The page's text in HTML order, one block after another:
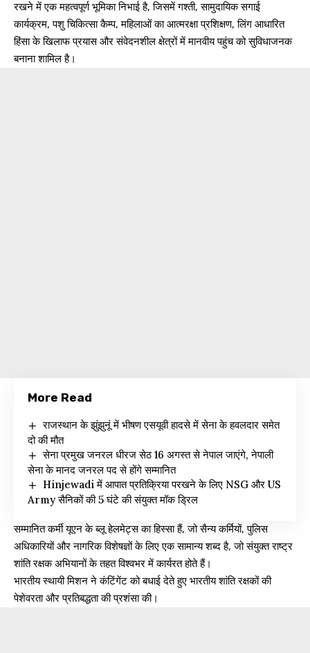
रखने में एक महत्वपूर्ण भूमिका निभाई है, जिसमें गश्ती, सामुदायिक सगाई
कार्यक्रम, पशु चिकित्सा कैम्प, महिलाओं का आत्मरक्षा प्रशिक्षण, लिंग आधारित
हिंसा के खिलाफ प्रयास और संवेदनशील क्षेत्रों में मानवीय पहुंच को सुविधाजनक
बनाना शामिल है।
More Read
राजस्थान के झुंझुनूं में भीषण एसयूवी हादसे में सेना के हवलदार समेत
दो की मौत
सेना प्रमुख जनरल धीरज सेठ 16 अगस्त से नेपाल जाएंगे, नेपाली
सेना के मानद जनरल पद से होंगे सम्मानित
Hinjewadi में आपात प्रतिक्रिया परखने के लिए NSG और US
Army सैनिकों की 5 घंटे की संयुक्त मॉक ड्रिल
सम्मानित कर्मी यूएन के ब्लू हेलमेट्स का हिस्सा हैं, जो सैन्य कर्मियों, पुलिस
अधिकारियों और नागरिक विशेषज्ञों के लिए एक सामान्य शब्द है, जो संयुक्त राष्ट्र
शांति रक्षक अभियानों के तहत विश्वभर में कार्यरत होते हैं।
भारतीय स्थायी मिशन ने कंटिंगेंट को बधाई देते हुए भारतीय शांति रक्षकों की
पेशेवरता और प्रतिबद्धता की प्रशंसा की।